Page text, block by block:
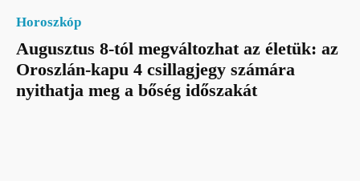
Horoszkóp
Augusztus 8-tól megváltozhat az életük: az
Oroszlán-kapu 4 csillagjegy számára
nyithatja meg a bőség időszakát